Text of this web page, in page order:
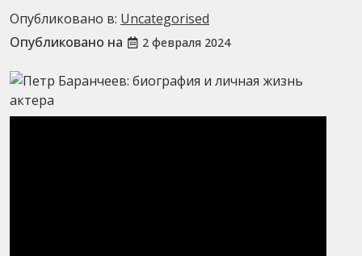
Опубликовано в: Uncategorised
Опубликовано на
2 февраля 2024